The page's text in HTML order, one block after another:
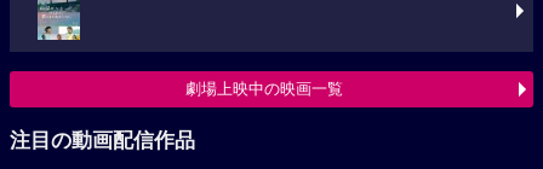
劇場上映中の映画一覧
注目の動画配信作品